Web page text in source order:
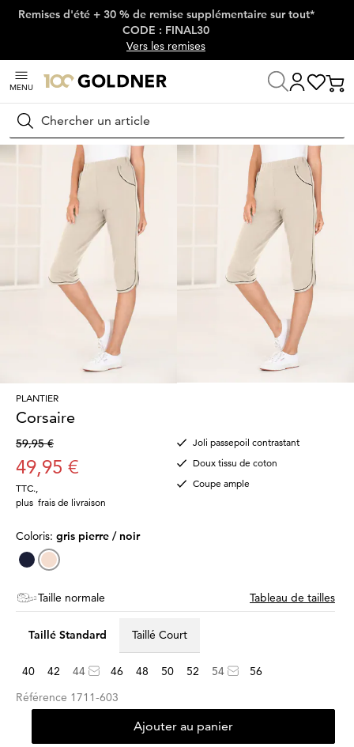
Passer la navigation, aller directement au contenu
Remises d'été + 30 % de remise supplémentaire sur tout*
CODE : FINAL30
Vers les remises
MENU
Rechercher
Maison Mode femme Pantalons
PLANTIER
Corsaire
59,95 €
49,95 €
TTC.
plus frais de livraison
Joli passepoil contrastant
Doux tissu de coton
Coupe ample
Coloris: gris pierre / noir
Taille normale Tableau de tailles
Taillé Standard Taillé Court
40 42 44 46 48 50 52 54
56
Référence 1711-603
Ajouter au panier